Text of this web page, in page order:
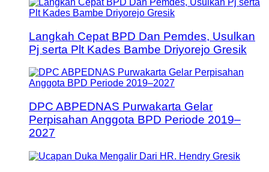
Langkah Cepat BPD Dan Pemdes, Usulkan
Pj serta Plt Kades Bambe Driyorejo Gresik
DPC ABPEDNAS Purwakarta Gelar
Perpisahan Anggota BPD Periode 2019–
2027